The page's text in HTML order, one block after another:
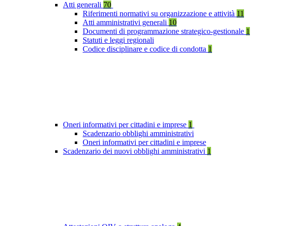
Atti generali 70
Riferimenti normativi su organizzazione e attività 11
Atti amministrativi generali 10
Documenti di programmazione strategico-gestionale 1
Statuti e leggi regionali
Codice disciplinare e codice di condotta 1
Oneri informativi per cittadini e imprese 1
Scadenzario obblighi amministrativi
Oneri informativi per cittadini e imprese
Scadenzario dei nuovi obblighi amministrativi 1